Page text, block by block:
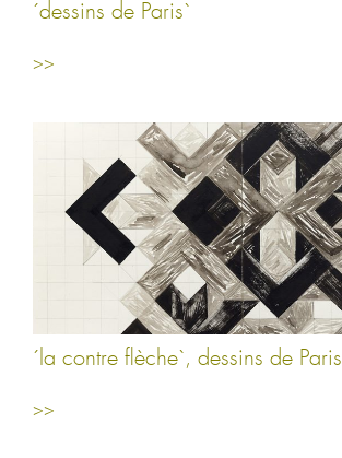
´dessins de Paris`
>>
´la contre flèche`, dessins de Paris
>>